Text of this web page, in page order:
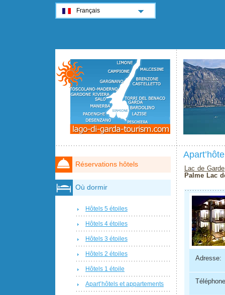
Lac de Garde
Palme Lac
Adresse:
Réservations hôtels
Où dormir
Hôtels 5 étoiles
Hôtels 4 étoiles
Hôtels 3 étoiles
Hôtels 2 étoiles
Hôtels 1 étoile
Apart’hôtels et appartements
Français